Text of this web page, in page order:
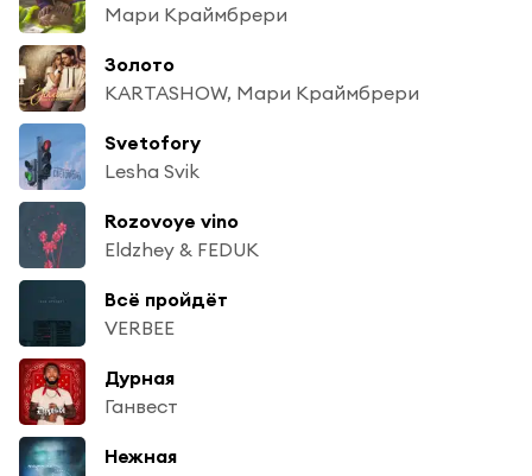
Мари Краймбрери
Золото
KARTASHOW, Мари Краймбрери
Svetofory
Lesha Svik
Rozovoye vino
Eldzhey & FEDUK
Всё пройдёт
VERBEE
Дурная
Ганвест
Нежная